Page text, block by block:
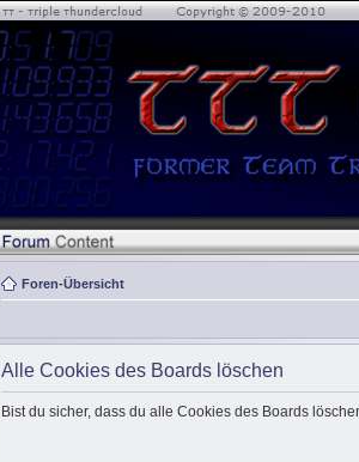
Foren-Übersicht
Alle Cookies des Boards löschen
Bist du sicher, dass du alle Cookies des Boards